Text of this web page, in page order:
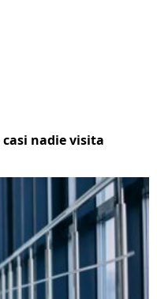
casi nadie visita